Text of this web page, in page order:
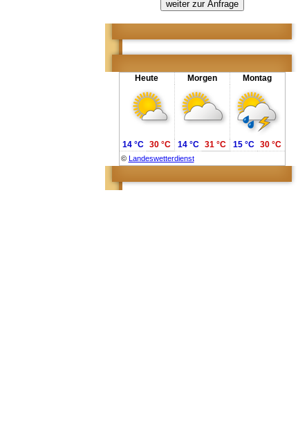
Heute Morgen Montag
© Landeswetterdienst
14 °C 30 °C 14 °C 31 °C 15 °C 30 °C